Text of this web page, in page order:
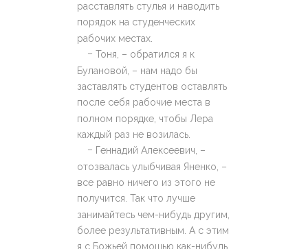
расставлять стулья и наводить
порядок на студенческих
рабочих местах.
– Тоня, – обратился я к
Булановой, – нам надо бы
заставлять студентов оставлять
после себя рабочие места в
полном порядке, чтобы Лера
каждый раз не возилась.
–
Геннадий Алексеевич, –
отозвалась улыбчивая Яненко, –
все равно ничего из этого не
получится. Так что лучше
занимайтесь чем-нибудь другим,
более результативным. А с этим